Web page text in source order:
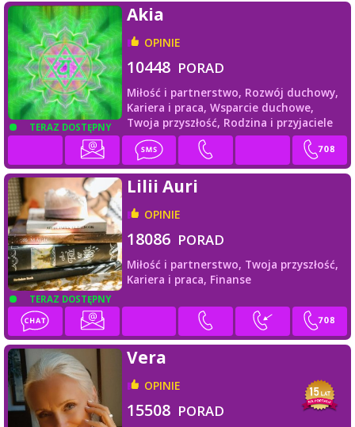
TERAZ DOSTĘPNY
Akia
OPINIE
10448 PORAD
Miłość i partnerstwo, Rozwój duchowy,
Kariera i praca, Wsparcie duchowe,
Twoja przyszłość, Rodzina i przyjaciele
TERAZ DOSTĘPNY
Lilii Auri
OPINIE
18086 PORAD
Miłość i partnerstwo, Twoja przyszłość,
Kariera i praca, Finanse
Vera
OPINIE
15508 PORAD